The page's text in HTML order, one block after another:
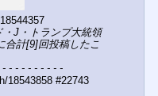
J・トランプ大統領
合計[9]回投稿したこ
- - - - - - - - -
18543858 #22743